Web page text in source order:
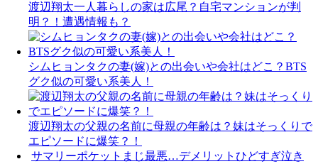
渡辺翔太一人暮らしの家は広尾？自宅マンションが判
明？！遭遇情報も？
シムヒョンタクの妻(嫁)との出会いや会社はどこ？BTS
グク似の可愛い系美人！
渡辺翔太の父親の名前に母親の年齢は？妹はそっくりで
エピソードに爆笑？！
サマリーポケットまじ最悪…デメリットひどすぎ泣き